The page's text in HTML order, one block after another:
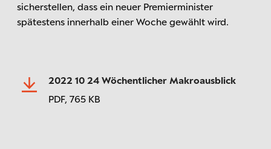
sicherstellen, dass ein neuer Premierminister
spätestens innerhalb einer Woche gewählt wird.
2022 10 24 Wöchentlicher Makroausblick
PDF, 765 KB